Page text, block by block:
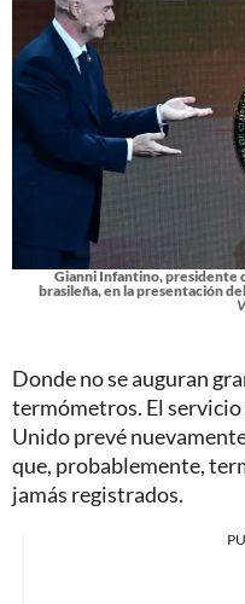
Gianni Infantino, presidente
brasileña, en la presentación
Donde no se auguran
termómetros. El
Unido prevé
que, probablemente,
jamás registrados.